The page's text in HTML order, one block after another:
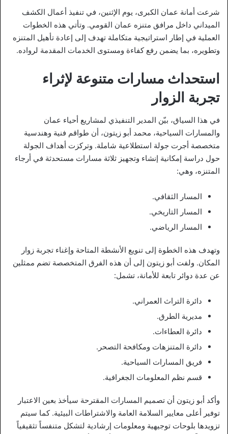
شرعت أمانة عمان الكبرى، يوم الإثنين، في تنفيذ أعمال الكشف
الميداني داخل مرافق متنزه عمان القومي. وتأتي هذه الخطوات
العملية في إطار استراتيجية متكاملة تهدف إلى إعادة تأهيل المتنزه
وتطويره، بما يضمن رفع كفاءة ومستوى الخدمات المقدمة لرواده.
استحداث مسارات متنوعة لإثراء
تجربة الزوار
في هذا السياق، بيّن المدير التنفيذي لمشاريع أحياء عمان
والمسارات السياحية، محمد أبو زيتون، أن طواقم فنية وهندسية
متخصصة أجرت جولة استطلاعية شاملة. وتركزت أهداف الجولة
حول دراسة إمكانية إنشاء وتجهيز ثلاثة مسارات مستحدثة في أرجاء
المتنزه، وهي:
المسار الثقافي.
المسار التاريخي.
المسار الرياضي.
وتهدف هذه الخطوة إلى تنويع الأنشطة المتاحة وإغناء تجربة زوار
المكان. ولفت أبو زيتون إلى أن هذه الفرق المتخصصة تضم ممثلين
عن عدة دوائر تابعة للأمانة، تشمل:
دائرة التراث العمراني.
مديرية الطرق.
دائرة العطاءات.
دائرة المتنزهات ومكافحة التصحر.
فريق المسارات السياحية.
قسم نظم المعلومات الجغرافية.
وأكد أبو زيتون أن تصميم المسارات المقترحة سيأخذ بعين الاعتبار
توفير أعلى معايير السلامة العامة والاشتراطات البيئية. كما سيتم
تزويدها بلوحات توجيهية ومعلومات إرشادية لتشكل متنفساً تثقيفياً